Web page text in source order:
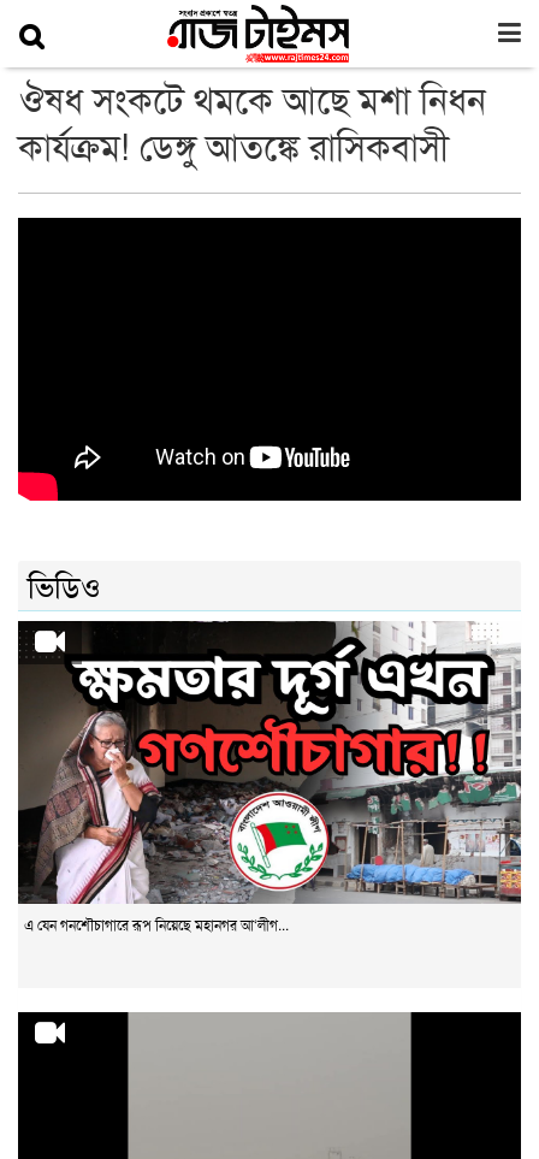
ঔষধ সংকটে থমকে আছে মশা নিধন
কার্যক্রম! ডেঙ্গু আতঙ্কে রাসিকবাসী
ভিডিও
এ যেন গনশৌচাগারে রূপ নিয়েছে মহানগর আ‘লীগ...